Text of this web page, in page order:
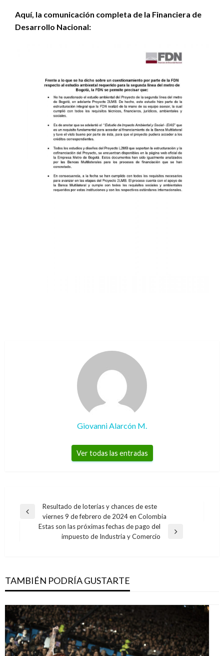
Aquí, la comunicación completa de la Financiera de
Desarrollo Nacional:
Giovanni Alarcón M.
Ver todas las entradas
Navegación
Entrada
anterior
Resultado de loterías y chances de este
viernes 9 de febrero de 2024 en Colombia
Estas son las próximas fechas de pago del
impuesto de Industria y Comercio
TAMBIÉN PODRÍA GUSTARTE